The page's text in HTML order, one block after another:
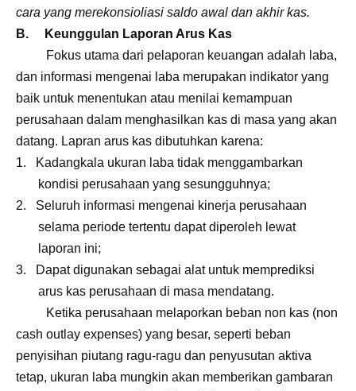
cara yang merekonsioliasi saldo awal dan akhir kas.
B. Keunggulan Laporan Arus Kas
Fokus utama dari pelaporan keuangan adalah laba,
dan informasi mengenai laba merupakan indikator yang
baik untuk menentukan atau menilai kemampuan
perusahaan dalam menghasilkan kas di masa yang akan
datang. Lapran arus kas dibutuhkan karena:
1. Kadangkala ukuran laba tidak menggambarkan
kondisi perusahaan yang sesungguhnya;
2. Seluruh informasi mengenai kinerja perusahaan
selama periode tertentu dapat diperoleh lewat
laporan ini;
3. Dapat digunakan sebagai alat untuk memprediksi
arus kas perusahaan di masa mendatang.
Ketika perusahaan melaporkan beban non kas (non
cash outlay expenses) yang besar, seperti beban
penyisihan piutang ragu-ragu dan penyusutan aktiva
tetap, ukuran laba mungkin akan memberikan gambaran